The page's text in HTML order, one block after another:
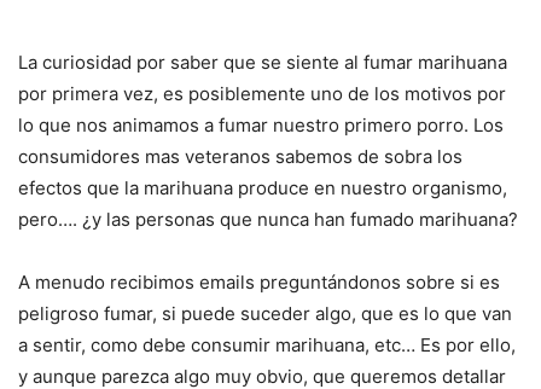
La curiosidad por saber que se siente al fumar marihuana
por primera vez, es posiblemente uno de los motivos por
lo que nos animamos a fumar nuestro primero porro. Los
consumidores mas veteranos sabemos de sobra los
efectos que la marihuana produce en nuestro organismo,
pero…. ¿y las personas que nunca han fumado marihuana?
A menudo recibimos emails preguntándonos sobre si es
peligroso fumar, si puede suceder algo, que es lo que van
a sentir, como debe consumir marihuana, etc… Es por ello,
y aunque parezca algo muy obvio, que queremos detallar